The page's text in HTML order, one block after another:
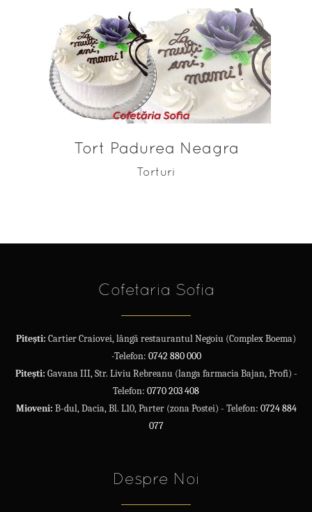
ADAUGĂ ÎN COȘ
Tort Padurea Neagra
Torturi
Cofetaria Sofia
Pitești: Cartier Craiovei, lângă restaurantul Negoiu (Complex Boema)
-Telefon: 0742 880 000
Pitești: Gavana III, Str. Liviu Rebreanu (langa farmacia Bajan, Profi) -
Telefon: 0770 203 408
Mioveni: B-dul, Dacia, Bl. L10, Parter (zona Postei) - Telefon: 0724 884
077
Despre Noi